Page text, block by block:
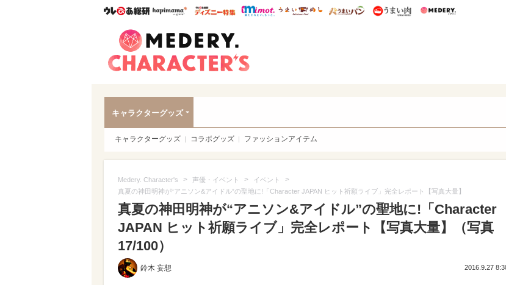
ウレぴあ総研ハピママ* ウレぴあ総研 ディズニー特集
mimot. うまいめし うまいパン うまい肉
キャラクターグッズ
キャラクターグッズ コラボグッズ ファッションアイテム
Medery. Character's > 声優・イベント > イベント >
真夏の神田明神が“アニソン&アイドル”の聖地に!「Character JAPAN ヒット祈願ライブ」完全レポート【写真大量】
真夏の神田明神が“アニソン&アイドル”の聖地に!「Character
JAPAN ヒット祈願ライブ」完全レポート【写真大量】（写真
17/100）
鈴木 妄想 2016.9.27